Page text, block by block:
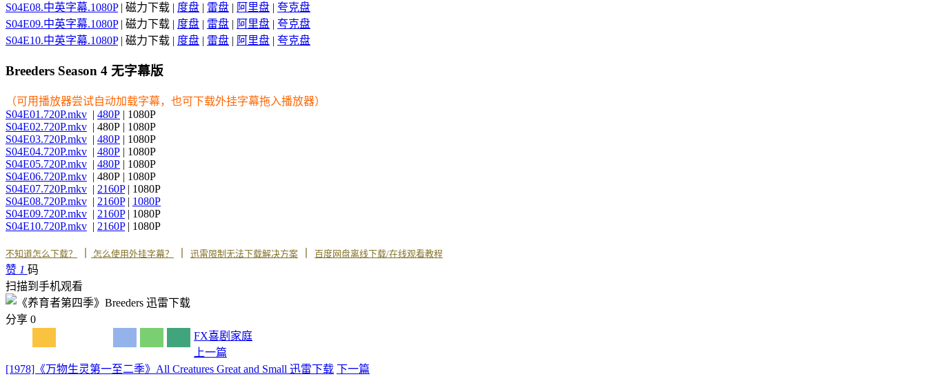
S04E08.中英字幕.1080P| 磁力下载 | 度盘 | 雷盘 | 阿里盘 | 夸克盘
S04E09.中英字幕.1080P| 磁力下载 | 度盘 | 雷盘 | 阿里盘 | 夸克盘
S04E10.中英字幕.1080P| 磁力下载 | 度盘 | 雷盘 | 阿里盘 | 夸克盘
Breeders Season 4 无字幕版
（可用播放器尝试自动加载字幕，也可下载外挂字幕拖入播放器）
S04E01.720P.mkv | 480P | 1080P
S04E02.720P.mkv | 480P | 1080P
S04E03.720P.mkv | 480P | 1080P
S04E04.720P.mkv | 480P | 1080P
S04E05.720P.mkv | 480P | 1080P
S04E06.720P.mkv | 480P | 1080P
S04E07.720P.mkv | 2160P| 1080P
S04E08.720P.mkv | 2160P| 1080P
S04E09.720P.mkv | 2160P| 1080P
S04E10.720P.mkv | 2160P| 1080P
不知道怎么下载？ 怎么使用外挂字幕？ 迅雷限制无法下载解决方案 百度网盘离线下载/在线观看教程
赞 1 码
扫描到手机观看
分享 0
FX喜剧 家庭
上一篇
[1978]《万物生灵第一至二季》All Creatures Great and Small 迅雷下载 下一篇